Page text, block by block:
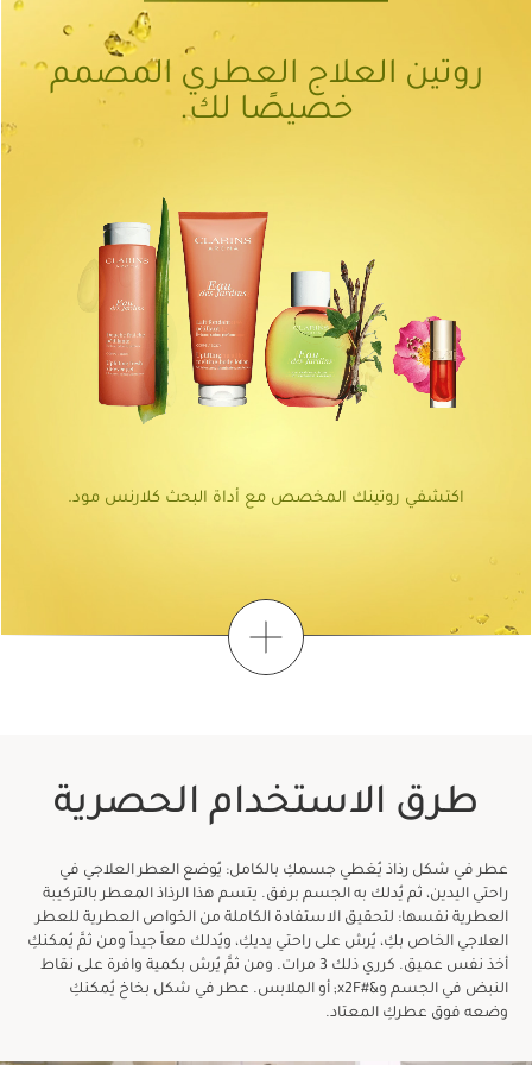
روتين العلاج العطري المصمم
خصيصًا لك.
اكتشفي روتينك المخصص مع أداة البحث كلارنس مود.
في الصباح الباكر
اكتشِفي
طرق الاستخدام الحصرية
عطر في شكل رذاذ يُغطي جسمكِ بالكامل: يُوضع العطر العلاجي في
راحتي اليدين، ثم يُدلك به الجسم برفق. يتسم هذا الرذاذ المعطر بالتركيبة
العطرية نفسها: لتحقيق الاستفادة الكاملة من الخواص العطرية للعطر
العلاجي الخاص بكِ، يُرش على راحتي يديكِ، ويُدلك معاً جيداً ومن ثمَّ يُمكنكِ
أخذ نفس عميق. كرري ذلك 3 مرات. ومن ثمَّ يُرش بكمية وافرة على نقاط
النبض في الجسم و&#x2F; أو الملابس. عطر في شكل بخاخ يُمكنكِ
وضعه فوق عطركِ المعتاد.